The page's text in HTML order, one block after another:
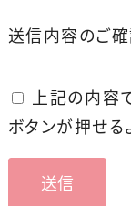
送信内容のご
上記の内容
ボタンが押せる